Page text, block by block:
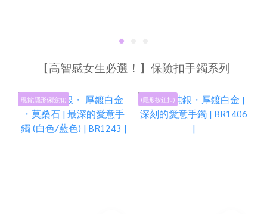
【高智感女生必選！】保險扣手鐲系列
現貨(隱形保險扣) (隱形按鈕扣)